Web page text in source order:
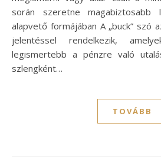
során szeretne magabiztosabb
alapvető formájában A „buck” szó
jelentéssel rendelkezik,
legismertebb a pénzre való
szlengként…
TOVÁBB